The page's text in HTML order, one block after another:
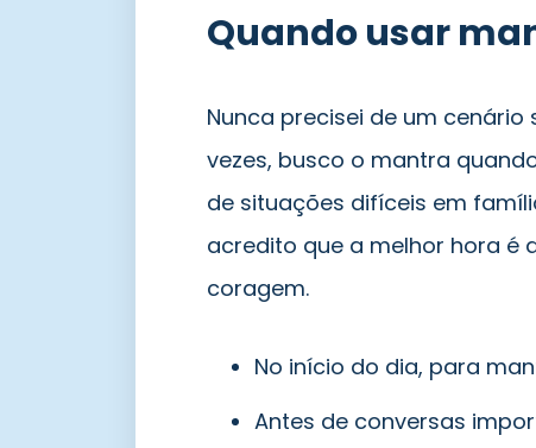
Quando usar
Nunca precisei de um cenário
vezes, busco o mantra
de situações difíceis em
acredito que a melhor hora é
coragem.
No início do dia, para
Antes de conversas